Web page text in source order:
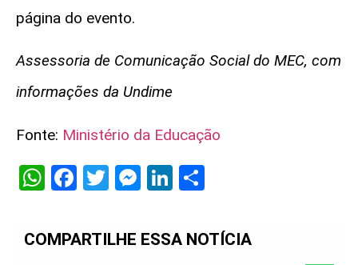
página do evento.
Assessoria de Comunicação Social do MEC, com
informações da Undime
Fonte: Ministério da Educação
WhatsApp
Facebook
Twitter
Messenger
LinkedIn
COMPARTILHE ESSA NOTÍCIA